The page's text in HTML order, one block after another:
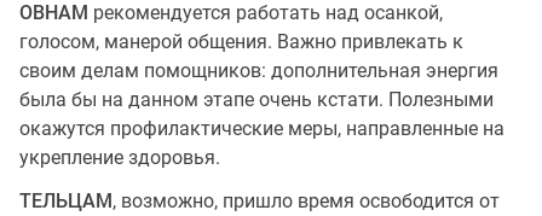
ОВНАМ рекомендуется работать над осанкой,
голосом, манерой общения. Важно привлекать к
своим делам помощников: дополнительная энергия
была бы на данном этапе очень кстати. Полезными
окажутся профилактические меры, направленные на
укрепление здоровья.
ТЕЛЬЦАМ, возможно, пришло время освободится от